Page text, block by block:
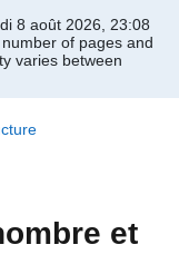
8 août 2026, 23:08
of pages and
varies between
et